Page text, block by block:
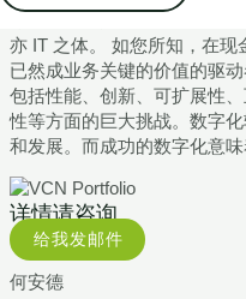
亦 IT 之体。 如您所知，在现
已然成业务关键的价值的驱
包括性能、创新、可扩展性
性等方面的巨大挑战。数字
和发展。而成功的数字化意味
详情请咨询
给我发邮件
何安德